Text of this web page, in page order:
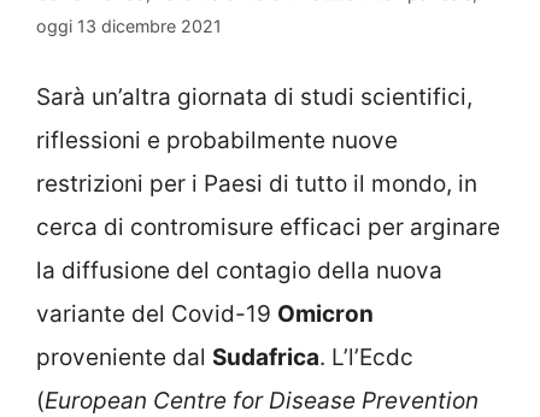
oggi 13 dicembre 2021
Sarà un’altra giornata di studi scientifici,
riflessioni e probabilmente nuove
restrizioni per i Paesi di tutto il mondo, in
cerca di contromisure efficaci per arginare
la diffusione del contagio della nuova
variante del Covid-19 Omicron
proveniente dal Sudafrica. L’l’Ecdc
(European Centre for Disease Prevention